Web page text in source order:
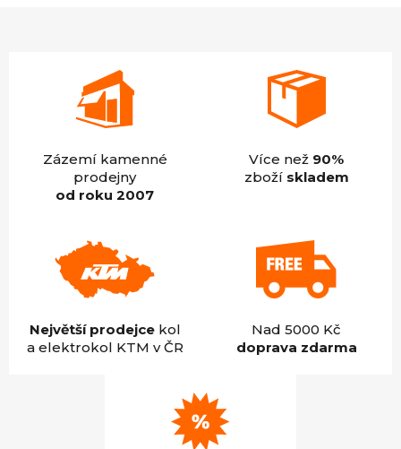
Zázemí kamenné
prodejny
od roku 2007
Více než 90%
zboží skladem
Největší prodejcekol
a elektrokol KTM v ČR
Nad 5000 Kč
doprava zdarma